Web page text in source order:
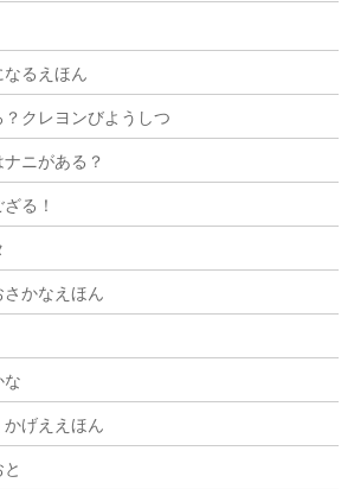
るえほん
クレヨンびようしつ
ニがある？
る！
かなえほん
な
げええほん